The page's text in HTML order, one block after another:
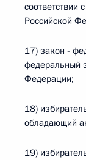
соответствии
Российской
17) закон -
федеральный
Федерации;
18)
обладающий
19)